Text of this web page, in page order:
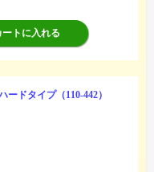
ートに入れる
ドタイプ（110-442）